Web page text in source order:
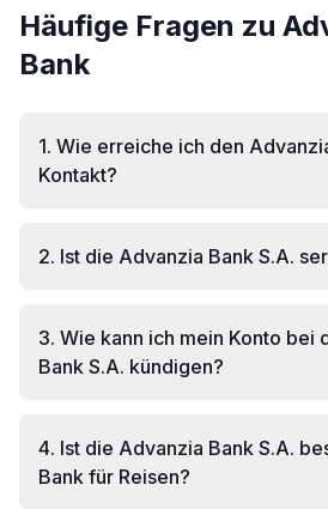
Häufige Fragen zu
Bank
1. Wie erreiche ich den
Kontakt?
2. Ist die Advanzia Bank S.A.
3. Wie kann ich mein Konto bei
Bank S.A. kündigen?
4. Ist die Advanzia Bank S.A.
Bank für Reisen?